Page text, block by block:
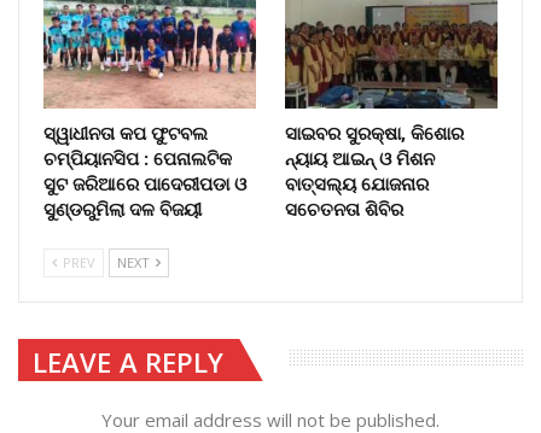
ସ୍ୱାଧୀନତା କପ ଫୁଟବଲ
ଚମ୍ପିୟାନସିପ : ପେନାଲଟିକ
ସୁଟ ଜରିଆରେ ପାଦେରୀପଡା ଓ
ସୁଣ୍ଡରୁମିଲା ଦଳ ବିଜୟୀ
ସାଇବର ସୁରକ୍ଷା, କିଶୋର
ନ୍ୟାୟ ଆଇନ୍ ଓ ମିଶନ
ବାତ୍ସଲ୍ୟ ଯୋଜନାର
ସଚେତନତା ଶିବିର
PREV NEXT
LEAVE A REPLY
Your email address will not be published.